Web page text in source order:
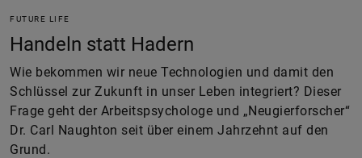
FUTURE LIFE
Handeln statt Hadern
Wie bekommen wir neue Technologien und damit den
Schlüssel zur Zukunft in unser Leben integriert? Dieser
Frage geht der Arbeitspsychologe und „Neugierforscher“
Dr. Carl Naughton seit über einem Jahrzehnt auf den
Grund.